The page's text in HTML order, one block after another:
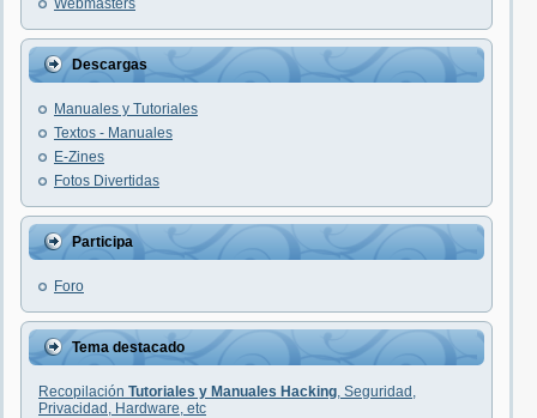
Webmasters
Descargas
Manuales y Tutoriales
Textos - Manuales
E-Zines
Fotos Divertidas
Participa
Foro
Tema destacado
Recopilación Tutoriales y Manuales Hacking, Seguridad,
Privacidad, Hardware, etc